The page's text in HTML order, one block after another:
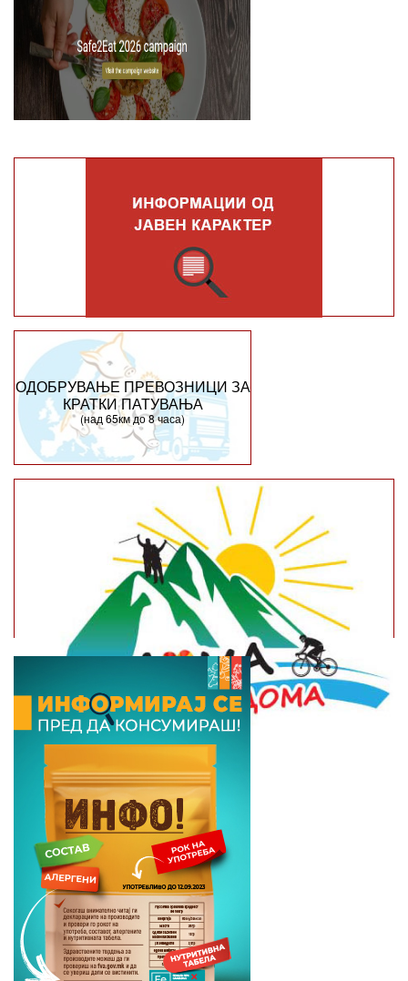
ОДОБРУВАЊЕ ПРЕВОЗНИЦИ ЗА
КРАТКИ ПАТУВАЊА
(над 65км до 8 часа)